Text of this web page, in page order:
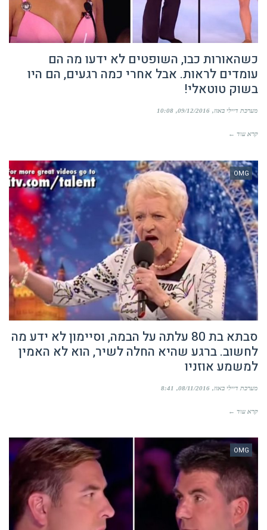
כשהאורות כבו, השופטים לא ידעו מה הם
עומדים לראות. אבל אחרי כמה רגעים, הם היו
בשוק טוטאלי!
מערכת דיילי באזז 09/12/2016
10:08
קרא עוד ←
OMG
סבתא בת 80 עלתה על הבמה, וסיימון לא ידע מה
לחשוב. ברגע שהיא החלה לשיר, הוא לא האמין
למשמע אוזניו
מערכת דיילי באזז 08/11/2016
8:41
קרא עוד ←
OMG